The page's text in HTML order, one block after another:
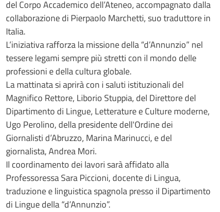
del Corpo Accademico dell’Ateneo, accompagnato dalla
collaborazione di Pierpaolo Marchetti, suo traduttore in
Italia.
L’iniziativa rafforza la missione della “d’Annunzio” nel
tessere legami sempre più stretti con il mondo delle
professioni e della cultura globale.
La mattinata si aprirà con i saluti istituzionali del
Magnifico Rettore, Liborio Stuppia, del Direttore del
Dipartimento di Lingue, Letterature e Culture moderne,
Ugo Perolino, della presidente dell'Ordine dei
Giornalisti d’Abruzzo, Marina Marinucci, e del
giornalista, Andrea Mori.
Il coordinamento dei lavori sarà affidato alla
Professoressa Sara Piccioni, docente di Lingua,
traduzione e linguistica spagnola presso il Dipartimento
di Lingue della “d’Annunzio”.